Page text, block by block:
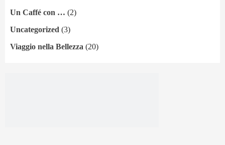
Un Caffé con … (2)
Uncategorized (3)
Viaggio nella Bellezza (20)